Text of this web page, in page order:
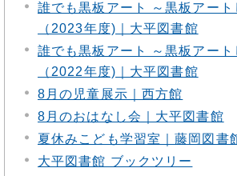
誰でも黒板アート ～黒板アート
（2023年度)｜大平図書館
誰でも黒板アート ～黒板アート
（2022年度)｜大平図書館
8月の児童展示｜西方館
8月のおはなし会｜大平図書館
夏休みこども学習室｜藤岡図書
大平図書館 ブックツリー